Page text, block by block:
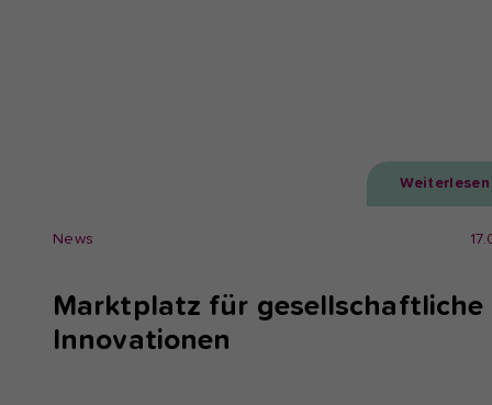
Weiterlesen
News
Marktplatz für gesellschaftliche
Innovationen